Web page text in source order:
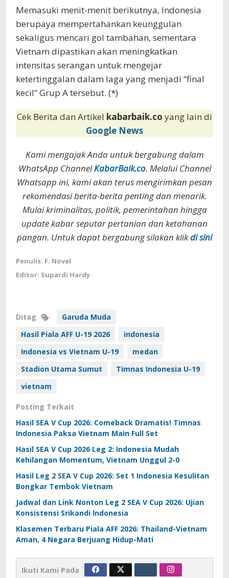
Memasuki menit-menit berikutnya, Indonesia
berupaya mempertahankan keunggulan
sekaligus mencari gol tambahan, sementara
Vietnam dipastikan akan meningkatkan
intensitas serangan untuk mengejar
ketertinggalan dalam laga yang menjadi “final
kecil” Grup A tersebut. (*)
Cek Berita dan Artikel kabarbaik.co yang lain di
Google News
Kami mengajak Anda untuk bergabung dalam
WhatsApp ChannelKabarBaik.co. Melalui Channel
Whatsapp ini, kami akan terus mengirimkan pesan
rekomendasi berita-berita penting dan menarik.
Mulai kriminalitas, politik, pemerintahan hingga
update kabar seputar pertanian dan ketahanan
pangan. Untuk dapat bergabung silakan klikdi sini
Penulis: F. Noval
Editor: Supardi Hardy
Ditag
Garuda Muda
Hasil Piala AFF U-19 2026
indonesia
Indonesia vs Vietnam U-19
medan
Stadion Utama Sumut
Timnas Indonesia U-19
vietnam
Posting Terkait
Hasil SEA V Cup 2026: Comeback Dramatis! Timnas
Indonesia Paksa Vietnam Main Full Set
Hasil SEA V Cup 2026 Leg 2: Indonesia Mudah
Kehilangan Momentum, Vietnam Unggul 2-0
Hasil Leg 2 SEA V Cup 2026: Set 1 Indonesia Kesulitan
Bongkar Tembok Vietnam
Jadwal dan Link Nonton Leg 2 SEA V Cup 2026: Ujian
Konsistensi Srikandi Indonesia
Klasemen Terbaru Piala AFF 2026: Thailand-Vietnam
Aman, 4 Negara Berjuang Hidup-Mati
Ikuti Kami Pada